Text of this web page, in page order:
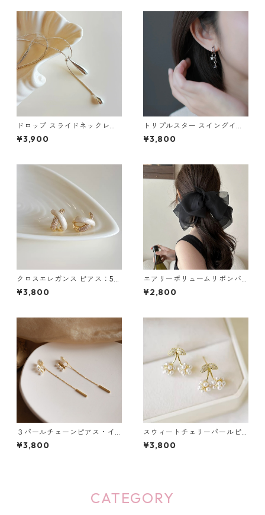
ドロップ スライドネックレ
ス：678
¥3,900
トリプルスター スイングイヤ
リング：653
¥3,800
クロスエレガンス ピアス：59
0
¥3,800
エアリーボリュームリボンバ
レッタ（5色）：563
¥2,800
３パールチェーンピアス・イ
ヤリング：198
¥3,800
スウィートチェリーパールピ
アス：665
¥3,800
CATEGORY